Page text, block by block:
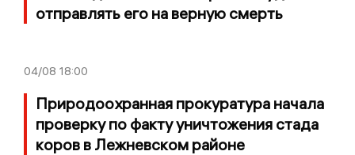
отправлять его на верную смерть
04/08 18:00
Природоохранная прокуратура начала
проверку по факту уничтожения стада
коров в Лежневском районе